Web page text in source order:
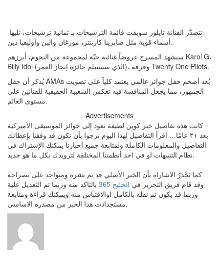
أسماء قوية مثل صابرينا كاربنتر، مورغان والين وأوليفيا دين.
سيشهد المسرح عروضاً غنائية حيّة لمجموعة من النجوم، أبرزهم Karol G،
Billy Idol (الذي سيتسلم جائزة إنجاز العمر)، وفرقة Twenty One Pilots.
​يُذكر أن حفل AMAs يُعد أضخم حفل جوائز عالمي يعتمد كلياً على تصويت
الجمهور، مما يجعل المنافسة فيه تعكس الشعبية الحقيقية للفنانين على
مستوى العالم.
Advertisements
كانت هذه تفاصيل خبر كوين لطيفة تعود إلى جوائز الموسيقى الأميركية
بعد ٣١ عامًا… اقرأ التفاصيل لهذا اليوم نرجوا بأن نكون قد وفقنا بإعطائك
التفاصيل والمعلومات الكاملة ولمتابعة جميع أخبارنا يمكنك الإشتراك في
نظام التنبيهات او في احد أنظمتنا المختلفة لتزويدك بكل ما هو جديد.
كما تَجْدَرُ الأشاراة بأن الخبر الأصلي قد تم نشرة ومتواجد على بصراحة
وقد قام فريق التحرير في الخليج 365
بالتاكد منه وربما تم التعديل علية
وربما قد يكون تم نقله بالكامل اوالاقتباس منه ويمكنك قراءة ومتابعة
مستجدادت هذا الخبر من مصدره الاساسي.